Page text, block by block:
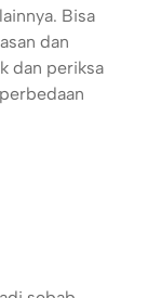
Bisa
dan
dan periksa